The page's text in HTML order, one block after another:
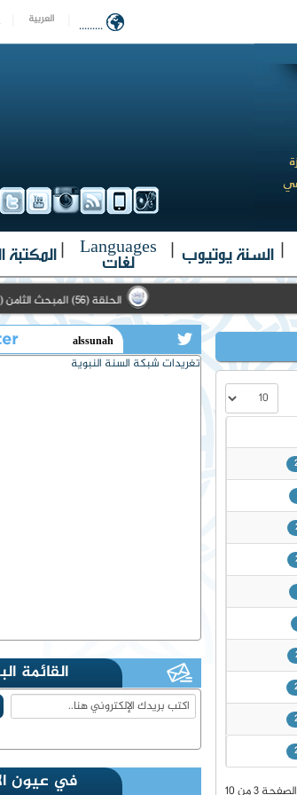
العربية .........
| السنة يوتيوب |
Languages
لغات |المكتبة
الحلقة (56) المبحث الثامن ( 3-3)
عدد الإظهارات:
تغريدات شبكة السنة النبوية
القائمة
في عيون